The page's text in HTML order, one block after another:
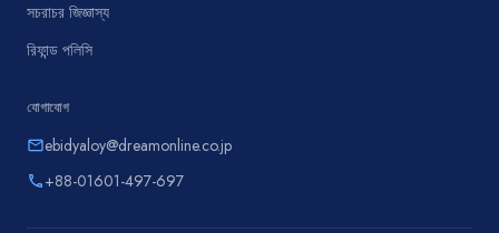
সচরাচর জিজ্ঞাস্য
রিফান্ড পলিসি
যোগাযোগ
emailebidyaloy@dreamonline.co.jp
phone+88-01601-497-697